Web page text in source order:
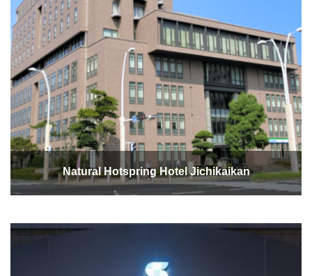
Natural Hotspring Hotel Jichikaikan